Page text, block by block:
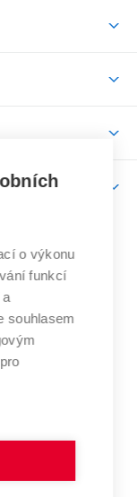
o výkonu
funkcí
souhlasem